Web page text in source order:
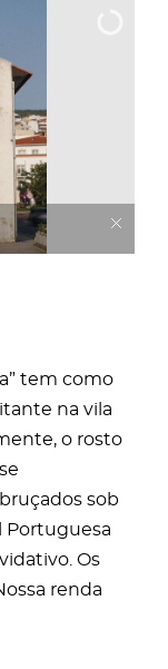
tem como
na vila
o rosto
sob
Portuguesa
Os
renda